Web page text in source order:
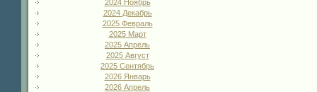
2024 Ноябрь
2024 Декабрь
2025 Февраль
2025 Март
2025 Апрель
2025 Август
2025 Сентябрь
2026 Январь
2026 Апрель